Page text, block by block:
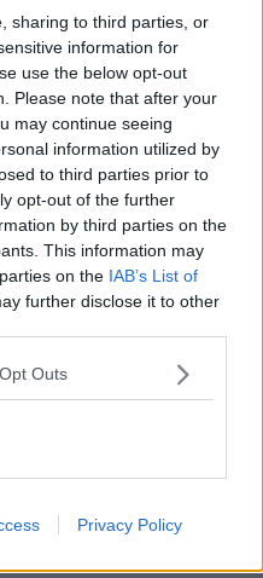
sharing to third parties, or
information for
use the below opt-out
Please note that after your
may continue seeing
information utilized by
to third parties prior to
opt-out of the further
by third parties on the
This information may
on the IAB’s List of
further disclose it to other
Outs
Privacy Policy
nell'Aretino"
l'undici per l'Imolese
due giornate
infermieri ed ostetriche
1, una sconfitta che pesa
attaccante
dei subappalti illeciti
ecco dove costerà di più
in Toscana